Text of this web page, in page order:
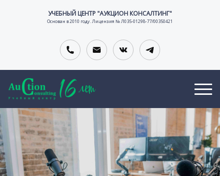
УЧЕБНЫЙ ЦЕНТР "АУКЦИОН КОНСАЛТИНГ"
Основан в 2010 году. Лицензия № Л035-01298-77/00350421
организации
Т
З
Ы